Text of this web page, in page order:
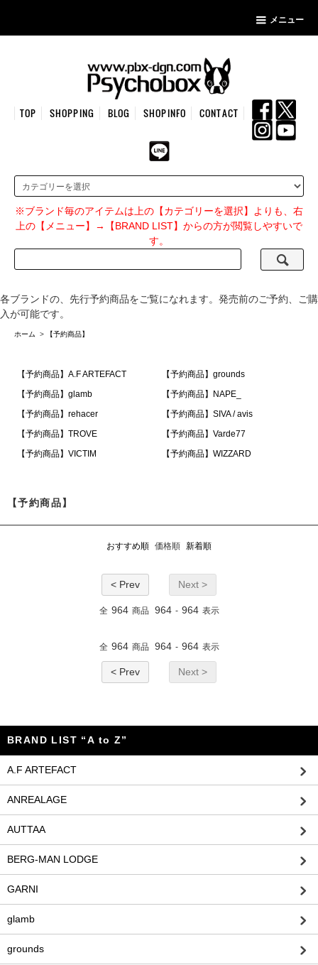
メニュー
TOP SHOPPING BLOG SHOPINFO CONTACT
※ブランド毎のアイテムは上の【カテゴリーを選択】よりも、右
上の【メニュー】→【BRAND LIST】からの方が閲覧しやすいで
す。
各ブランドの、先行予約商品をご覧になれます。発売前のご予約、ご購
入が可能です。
ホーム > 【予約商品】
【予約商品】A.F ARTEFACT
【予約商品】grounds
【予約商品】glamb
【予約商品】NAPE_
【予約商品】rehacer
【予約商品】SIVA / avis
【予約商品】TROVE
【予約商品】Varde77
【予約商品】VICTIM
【予約商品】WIZZARD
【予約商品】
おすすめ順 価格順 新着順
< Prev Next >
全 964 商品 964 - 964 表示
全 964 商品 964 - 964 表示
< Prev Next >
BRAND LIST “A to Z”
A.F ARTEFACT
ANREALAGE
AUTTAA
BERG-MAN LODGE
GARNI
glamb
grounds